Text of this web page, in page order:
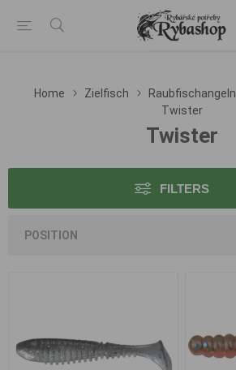
Home Zielfisch Raubfischangeln
Twister
Twister
FILTERS